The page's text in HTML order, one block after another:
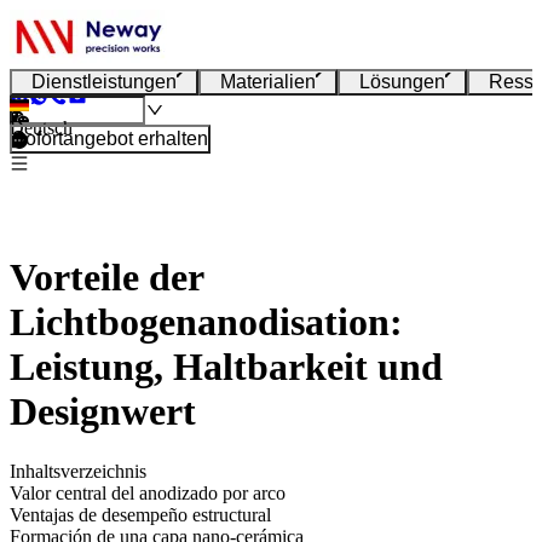
Dienstleistungen Materialien Lösungen
Deutsch
Sofortangebot erhalten
Vorteile der
Lichtbogenanodisation:
Leistung, Haltbarkeit und
Designwert
Inhaltsverzeichnis
Valor central del anodizado por arco
Ventajas de desempeño estructural
Formación de una capa nano-cerámica